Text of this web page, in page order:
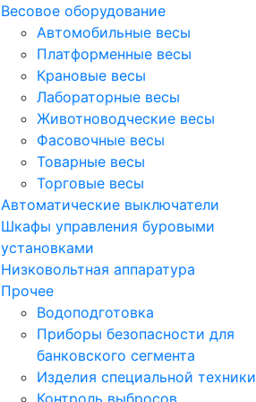
Весовое оборудование
Автомобильные весы
Платформенные весы
Крановые весы
Лабораторные весы
Животноводческие весы
Фасовочные весы
Товарные весы
Торговые весы
Автоматические выключатели
Шкафы управления буровыми
установками
Низковольтная аппаратура
Прочее
Водоподготовка
Приборы безопасности для
банковского сегмента
Изделия специальной техники
Контроль выбросов